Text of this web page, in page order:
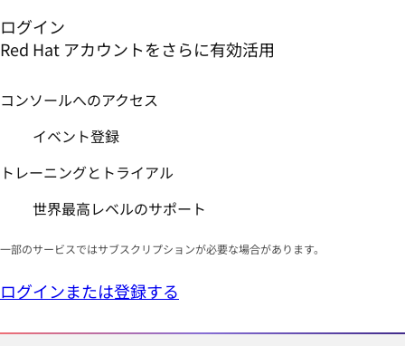
ログイン
Red Hat アカウントをさらに有効活用
コンソールへのアクセス
イベント登録
トレーニングとトライアル
世界最高レベルのサポート
一部のサービスではサブスクリプションが必要な場合があります。
ログインまたは登録する